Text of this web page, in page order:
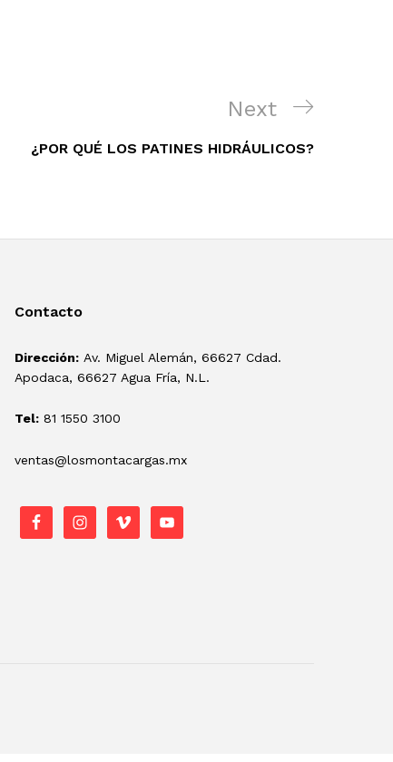
Next
Post
Next
¿POR QUÉ LOS PATINES HIDRÁULICOS?
Contacto
Dirección: Av. Miguel Alemán, 66627 Cdad.
Apodaca, 66627 Agua Fría, N.L.
Tel: 81 1550 3100
ventas@losmontacargas.mx